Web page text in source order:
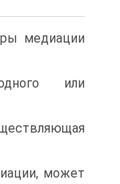
медиации
или
может